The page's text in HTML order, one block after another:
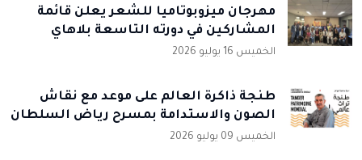
مهرجان ميزوبوتاميا للشعر يعلن قائمة
المشاركين في دورته التاسعة بلاهاي
الخميس 16 يوليو 2026
طنجة ذاكرة العالم على موعد مع نقاش
الصون والاستدامة بمسرح رياض السلطان
الخميس 09 يوليو 2026